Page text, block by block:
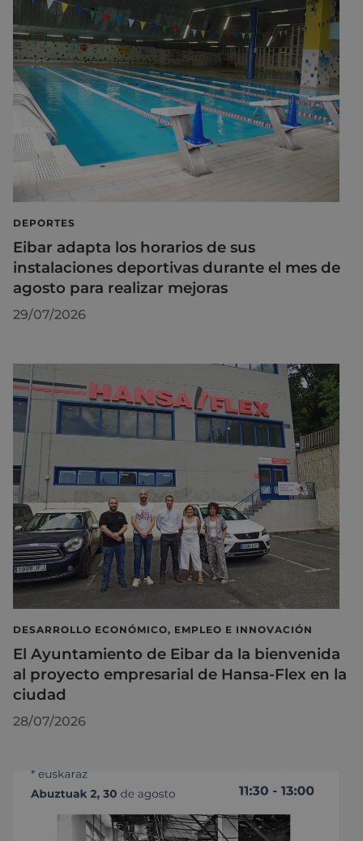
DEPORTES
Eibar adapta los horarios de sus
instalaciones deportivas durante el mes de
agosto para realizar mejoras
29/07/2026
DESARROLLO ECONÓMICO, EMPLEO E INNOVACIÓN
El Ayuntamiento de Eibar da la bienvenida
al proyecto empresarial de Hansa-Flex en la
ciudad
28/07/2026